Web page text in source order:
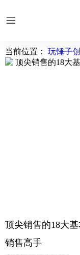
当前位置： 玩锤子
顶尖销售的18大
销售高手